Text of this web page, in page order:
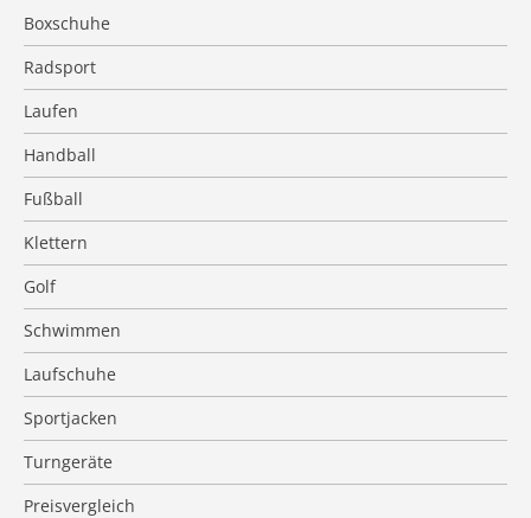
Boxschuhe
Radsport
Laufen
Handball
Fußball
Klettern
Golf
Schwimmen
Laufschuhe
Sportjacken
Turngeräte
Preisvergleich